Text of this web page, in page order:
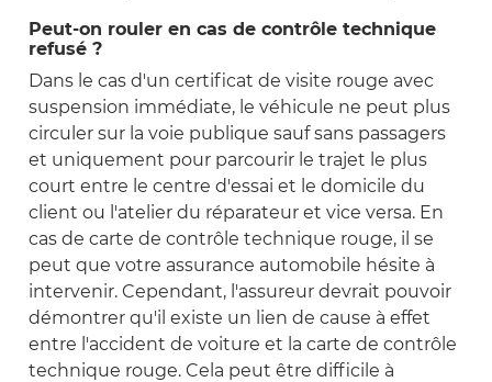
Peut-on rouler en cas de contrôle technique
refusé ?
Dans le cas d'un certificat de visite rouge avec
suspension immédiate, le véhicule ne peut plus
circuler sur la voie publique sauf sans passagers
et uniquement pour parcourir le trajet le plus
court entre le centre d'essai et le domicile du
client ou l'atelier du réparateur et vice versa. En
cas de carte de contrôle technique rouge, il se
peut que votre assurance automobile hésite à
intervenir. Cependant, l'assureur devrait pouvoir
démontrer qu'il existe un lien de cause à effet
entre l'accident de voiture et la carte de contrôle
technique rouge. Cela peut être difficile à